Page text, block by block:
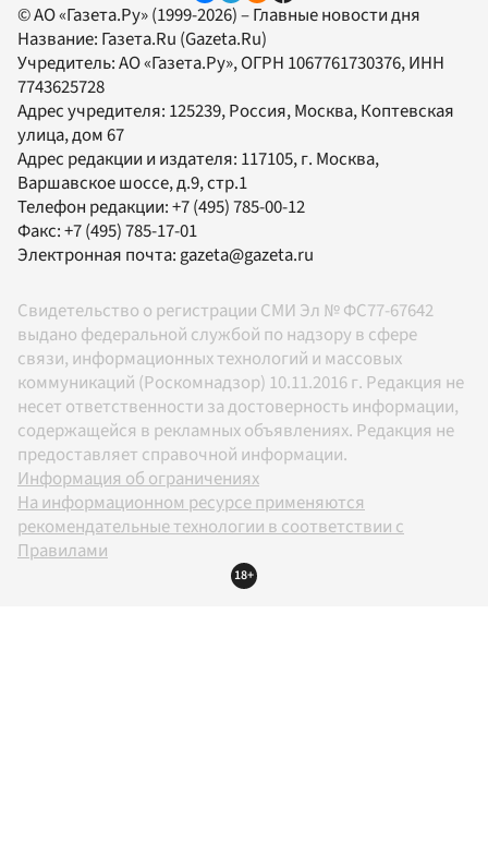
© АО «Газета.Ру» (1999-2026) – Главные новости дня
Название: Газета.Ru (Gazeta.Ru)
Учредитель:АО «Газета.Ру», ОГРН 1067761730376, ИНН
7743625728
Адрес учредителя: 125239, Россия, Москва, Коптевская
улица, дом 67
Адрес редакции и издателя: 117105, г. Москва,
Варшавское шоссе, д.9, стр.1
Телефон редакции:+7 (495) 785-00-12
Факс:+7 (495) 785-17-01
Электронная почта:gazeta@gazeta.ru
Свидетельство о регистрации СМИ Эл № ФС77-67642
выдано федеральной службой по надзору в сфере
связи, информационных технологий и массовых
коммуникаций (Роскомнадзор) 10.11.2016 г. Редакция не
несет ответственности за достоверность информации,
содержащейся в рекламных объявлениях. Редакция не
предоставляет справочной информации.
Информация об ограничениях
На информационном ресурсе применяются
рекомендательные технологии в соответствии с
Правилами
18+